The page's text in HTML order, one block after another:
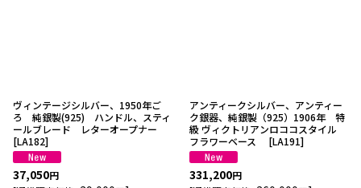
ヴィンテージシルバー、1950年ご
ろ 純銀製(925) ハンドル、スティ
ールブレード レターオープナー
[LA182]
37,050円
アンティークシルバー、アンティー
ク銀器、純銀製（925）1906年 特
級 ヴィクトリアンロココスタイル
フラワーベース
[LA191]
331,200円